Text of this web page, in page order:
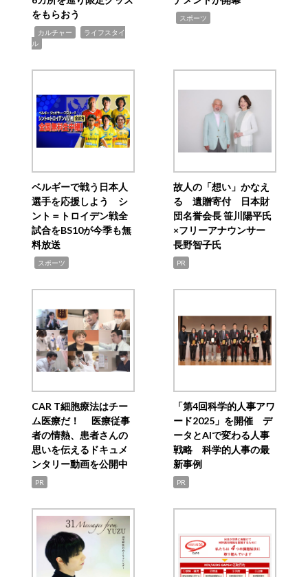
をもらおう
カルチャー
ライフスタイ
ル
スポーツ
ベルギーで戦う日本人
選手を応援しよう シ
ント＝トロイデン戦全
試合をBS10が今季も無
料放送
スポーツ
故人の「想い」かなえ
る 遺贈寄付 日本財
団名誉会長 笹川陽平氏
×フリーアナウンサー
長野智子氏
PR
CAR T細胞療法はチー
ム医療だ！ 医療従事
者の情熱、患者さんの
思いを伝えるドキュメ
ンタリー動画を公開中
PR
「第4回科学的人事アワ
ード2025」を開催 デ
ータとAIで変わる人事
戦略 科学的人事の最
新事例
PR